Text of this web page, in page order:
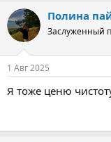
Полина
Заслуженный
1 Авг 2025
Я тоже ценю